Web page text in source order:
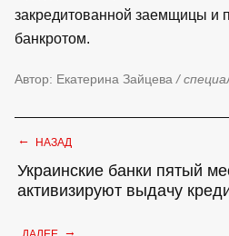
закредитованной заемщицы и
банкротом.
Автор: Екатерина Зайцева /
← НАЗАД
Украинские банки пятый
активизируют выдачу
→